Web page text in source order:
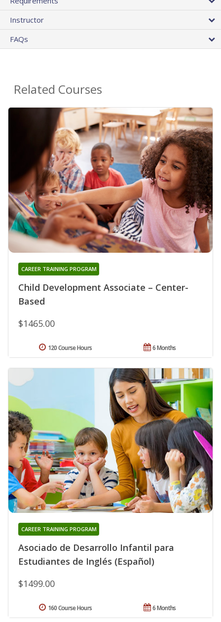
Instructor
FAQs
Related Courses
Child Development Associate – Center-
Based
CAREER TRAINING PROGRAM
$1465.00
6 Months
120 Course Hours
Asociado de Desarrollo Infantil para
Estudiantes de Inglés (Español)
CAREER TRAINING PROGRAM
$1499.00
6 Months
160 Course Hours